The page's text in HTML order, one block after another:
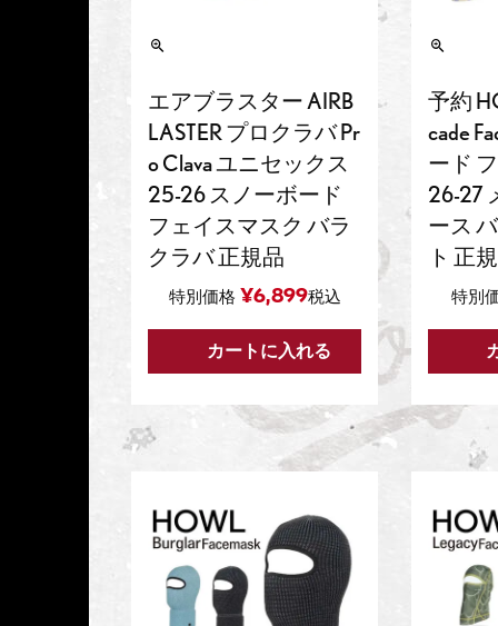
エアブラスター AIRB
LASTER プロクラバ Pr
o Clava ユニセックス
25-26 スノーボード
フェイスマスク バラ
クラバ 正規品
特別価格 ¥6,899税込
カートに入れる
予約
cade
ード
26-27
ース
ト 正
特別